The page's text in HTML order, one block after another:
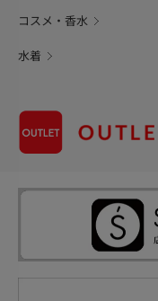
コスメ・香水
水着